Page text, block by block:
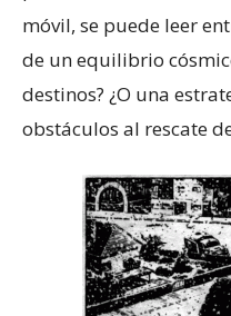
móvil, se puede leer
de un equilibrio
destinos? ¿O una
obstáculos al rescate